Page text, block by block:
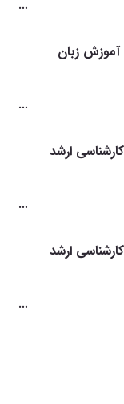
آموزش زبان
ارشد
ارشد